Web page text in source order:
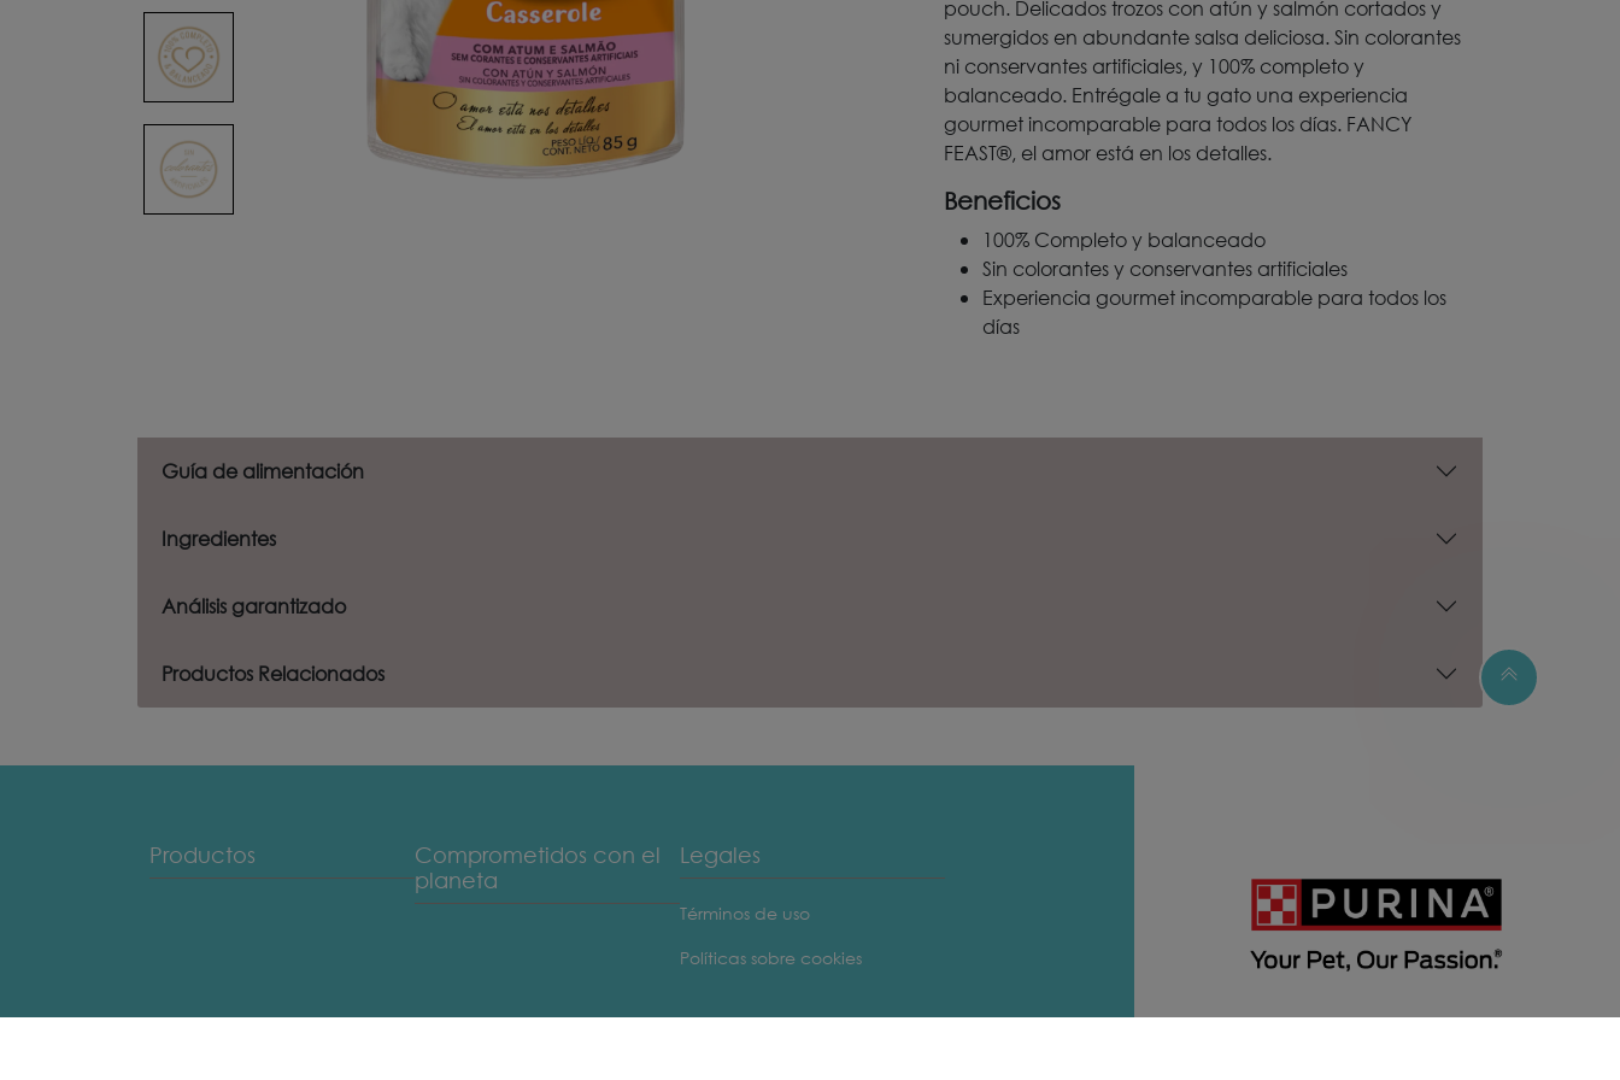
pouch. Delicados trozos con atún y salmón cortados y
sumergidos en abundante salsa deliciosa. Sin colorantes
ni conservantes artificiales, y 100% completo y
balanceado. Entrégale a tu gato una experiencia
gourmet incomparable para todos los días. FANCY
FEAST®, el amor está en los detalles.
Beneficios
100% Completo y balanceado
Sin colorantes y conservantes artificiales
Experiencia gourmet incomparable para todos los
días
Guía de alimentación
Ingredientes
Análisis garantizado
Productos Relacionados
Productos
Comprometidos con el
planeta
Legales
Términos de uso
Políticas sobre cookies